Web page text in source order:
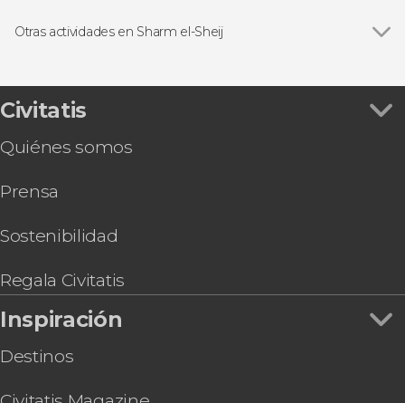
Otras actividades en Sharm el-Sheij
Tour por Sharm el-Sheij
Bautismo de buceo en el Mar Rojo
Civitatis
Quiénes somos
Prensa
Sostenibilidad
Regala Civitatis
Inspiración
Destinos